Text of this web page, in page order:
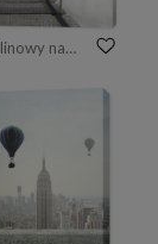
Obraz Most linowy nad chmurami